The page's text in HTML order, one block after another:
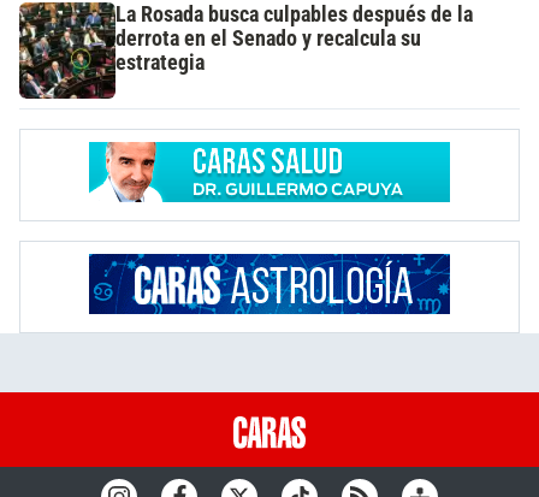
La Rosada busca culpables después de la
derrota en el Senado y recalcula su
estrategia